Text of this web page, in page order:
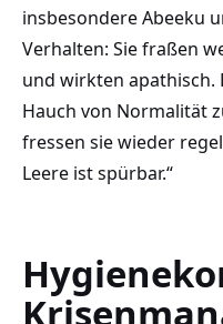
insbesondere Abeeku
Verhalten: Sie fraßen
und wirkten apathisch.
Hauch von Normalität
fressen sie wieder
Leere ist spürbar.“